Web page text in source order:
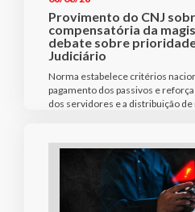
Provimento do CNJ
compensatória da
debate sobre
Judiciário
Norma estabelece critérios
pagamento dos passivos e
dos servidores e a distribuição de